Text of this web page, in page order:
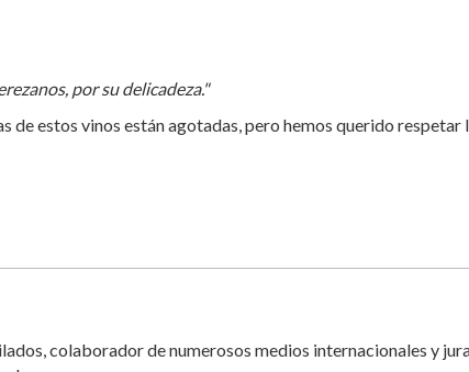
por su delicadeza."
de estos vinos están agotadas, pero hemos querido respetar
colaborador de numerosos medios internacionales y